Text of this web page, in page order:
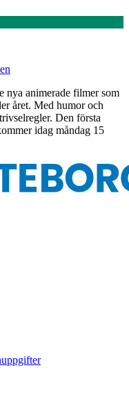
nya animerade filmer som
året. Med humor och
Den första
idag måndag 15